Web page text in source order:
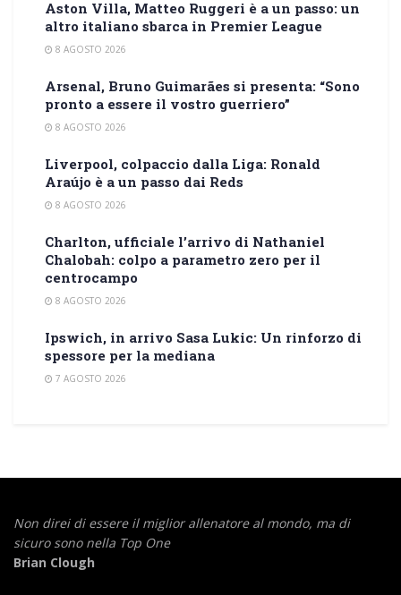
Aston Villa, Matteo Ruggeri è a un passo: un
altro italiano sbarca in Premier League
8 AGOSTO 2026
Arsenal, Bruno Guimarães si presenta: “Sono
pronto a essere il vostro guerriero”
8 AGOSTO 2026
Liverpool, colpaccio dalla Liga: Ronald
Araújo è a un passo dai Reds
8 AGOSTO 2026
Charlton, ufficiale l’arrivo di Nathaniel
Chalobah: colpo a parametro zero per il
centrocampo
8 AGOSTO 2026
Ipswich, in arrivo Sasa Lukic: Un rinforzo di
spessore per la mediana
7 AGOSTO 2026
Non direi di essere il miglior allenatore al mondo, ma di
sicuro sono nella Top One
Brian Clough